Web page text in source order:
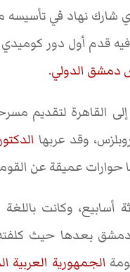
قدم أول دور
الدولي.
إلى القاهرة لتقديم
حوارات عميقة عن
وكانت
بعدها حيث كلفته
الجمهورية العربية